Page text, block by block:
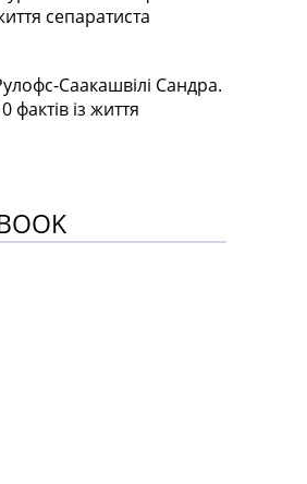
сепаратиста
Саакашвілі Сандра.
фактів із життя